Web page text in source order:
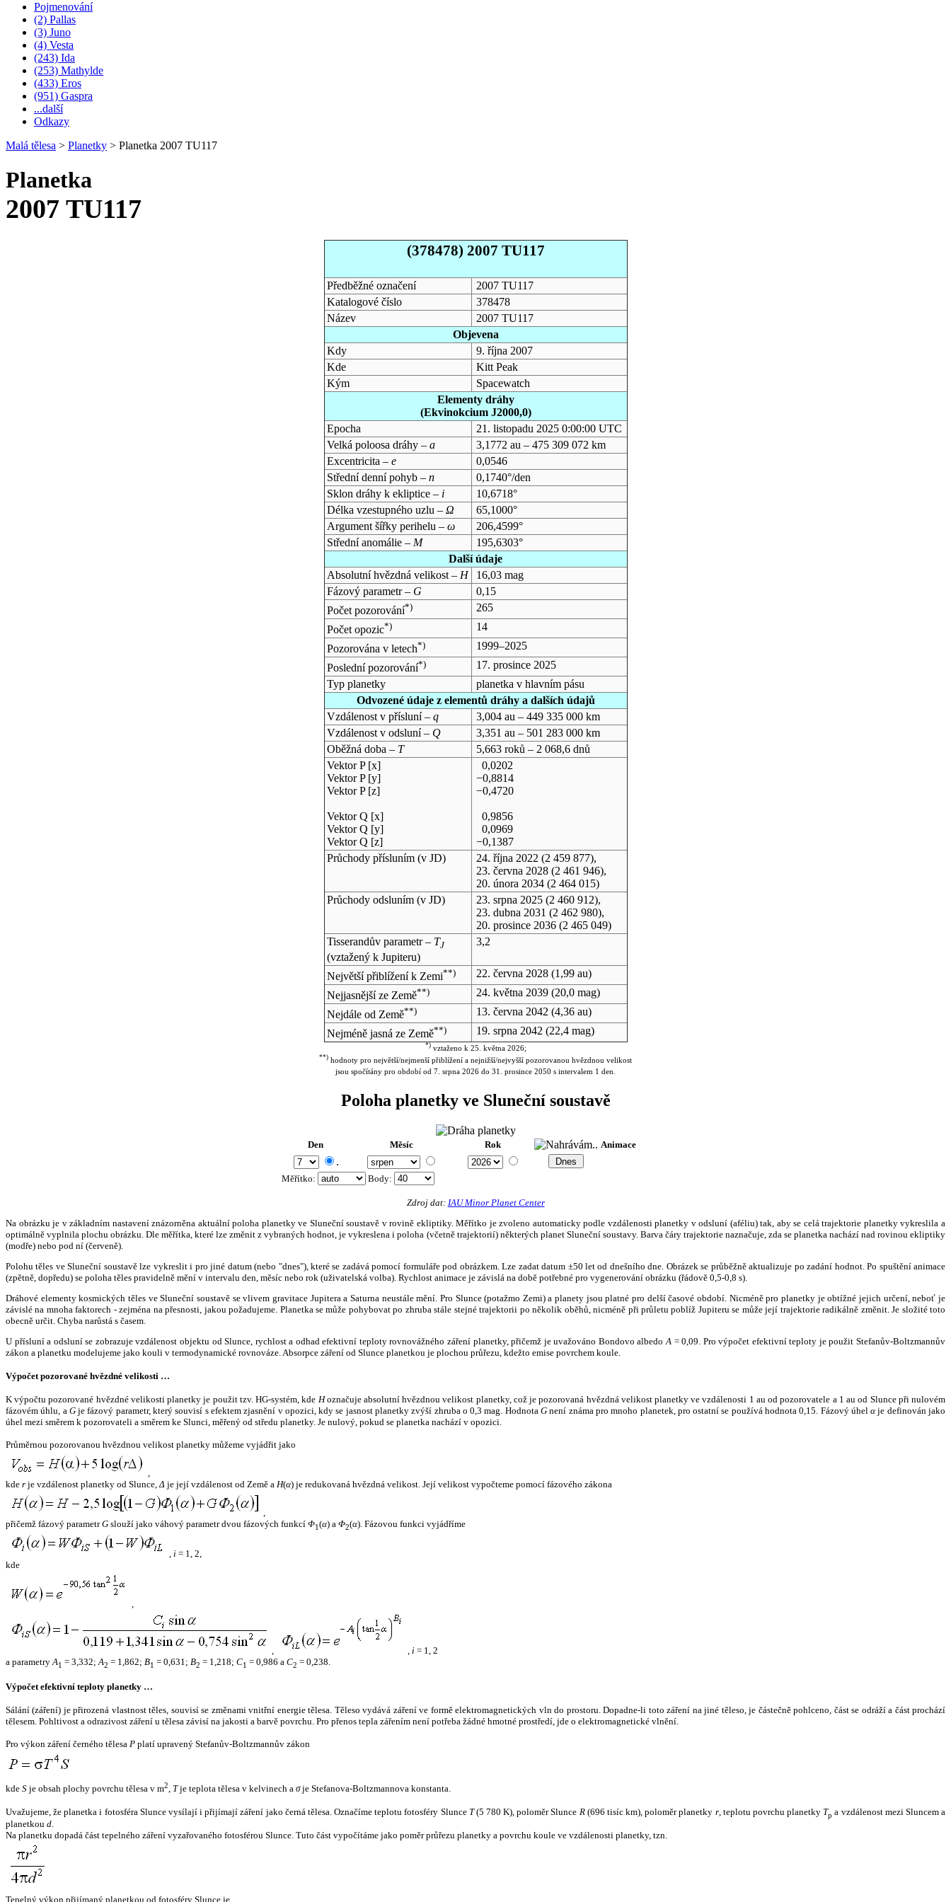
Pojmenování
(2) Pallas
(3) Juno
(4) Vesta
(243) Ida
(253) Mathylde
(433) Eros
(951) Gaspra
...další
Odkazy
Malá tělesa > Planetky > Planetka 2007 TU117
Planetka
2007 TU117
(378478) 2007 TU117
Předběžné označení
2007 TU117
Katalogové číslo
378478
Název
2007 TU117
Objevena
Kdy
9. října 2007
Kde
Kitt Peak
Kým
Spacewatch
Elementy dráhy
(Ekvinokcium J2000,0)
Epocha
21. listopadu 2025 0:00:00 UTC
Velká poloosa dráhy – a
3,1772 au – 475 309 072 km
Excentricita – e
0,0546
Střední denní pohyb – n
0,1740°/den
Sklon dráhy k ekliptice – i
10,6718°
Délka vzestupného uzlu – Ω
65,1000°
Argument šířky perihelu – ω
206,4599°
Střední anomálie – M
195,6303°
Další údaje
Absolutní hvězdná velikost – H
16,03 mag
Fázový parametr – G
0,15
Počet pozorování*)
265
Počet opozic*)
14
Pozorována v letech*)
1999–2025
Poslední pozorování*)
17. prosince 2025
Typ planetky
planetka v hlavním pásu
Odvozené údaje z elementů dráhy a dalších údajů
Vzdálenost v přísluní – q
3,004 au – 449 335 000 km
Vzdálenost v odsluní – Q
3,351 au – 501 283 000 km
Oběžná doba – T
5,663 roků – 2 068,6 dnů
Vektor P [x]
Vektor P [y]
Vektor P [z]
Vektor Q [x]
Vektor Q [y]
Vektor Q [z]
0,0202
−0,8814
−0,4720
0,9856
0,0969
−0,1387
Průchody přísluním (v JD) 24. října 2022 (2 459 877),
23. června 2028(2 461 946),
20. února 2034(2 464 015)
Průchody odsluním (v JD) 23. srpna 2025(2 460 912),
23. dubna 2031 (2 462 980),
20. prosince 2036(2 465 049)
Tisserandův parametr – TJ
(vztažený k Jupiteru)
3,2
Největší přiblížení k Zemi**) 22. června 2028(1,99 au)
Nejjasnější ze Země**) 24. května 2039(20,0 mag)
Nejdále od Země**) 13. června 2042 (4,36 au)
Nejméně jasná ze Země**) 19. srpna 2042 (22,4 mag)
*)vztaženo k 25. května 2026;
**) hodnoty pro největší/nejmenší přiblížení a nejnižší/nejvyšší pozorovanou hvězdnou velikost
jsou spočítány pro období od 7. srpna 2026 do 31. prosince 2050 s intervalem 1 den.
Poloha planetky ve Sluneční soustavě
Den Měsíc Rok Animace
.
Měřítko: Body:
Zdroj dat: IAU Minor Planet Center
Na obrázku je v základním nastavení znázorněna aktuální poloha planetky ve Sluneční soustavě v rovině ekliptiky. Měřítko je zvoleno automaticky podle vzdálenosti planetky v odsluní (aféliu) tak, aby se celá trajektorie planetky vykreslila a
optimálně vyplnila plochu obrázku. Dle měřítka, které lze změnit z vybraných hodnot, je vykreslena i poloha (včetně trajektorií) některých planet Sluneční soustavy. Barva čáry trajektorie naznačuje, zda se planetka nachází nad rovinou ekliptiky
(modře) nebo pod ní (červeně).
Polohu těles ve Sluneční soustavě lze vykreslit i pro jiné datum (nebo "dnes"), které se zadává pomocí formuláře pod obrázkem. Lze zadat datum ±50 let od dnešního dne. Obrázek se průběžně aktualizuje po zadání hodnot. Po spuštění animace
(zpětně, dopředu) se poloha těles pravidelně mění v intervalu den, měsíc nebo rok (uživatelská volba). Rychlost animace je závislá na době potřebné pro vygenerování obrázku (řádově 0,5-0,8 s).
Dráhové elementy kosmických těles ve Sluneční soustavě se vlivem gravitace Jupitera a Saturna neustále mění. Pro Slunce (potažmo Zemi) a planety jsou platné pro delší časové období. Nicméně pro planetky je obtížné jejich určení, neboť je
závislé na mnoha faktorech - zejména na přesnosti, jakou požadujeme. Planetka se může pohybovat po zhruba stále stejné trajektorii po několik oběhů, nicméně při průletu poblíž Jupiteru se může její trajektorie radikálně změnit. Je složité toto
obecně určit. Chyba narůstá s časem.
U přísluní a odsluní se zobrazuje vzdálenost objektu od Slunce, rychlost a odhad efektivní teploty rovnovážného záření planetky, přičemž je uvažováno Bondovo albedo A = 0,09. Pro výpočet efektivní teploty je použit Stefanův-Boltzmannův
zákon a planetku modelujeme jako kouli v termodynamické rovnováze. Absorpce záření od Slunce planetkou je plochou průřezu, kdežto emise povrchem koule.
Výpočet pozorované hvězdné velikosti …
K výpočtu pozorované hvězdné velikosti planetky je použit tzv. HG-systém, kde Hoznačuje absolutní hvězdnou velikost planetky, což je pozorovaná hvězdná velikost planetky ve vzdálenosti 1 au od pozorovatele a 1 au od Slunce při nulovém
fázovém úhlu, a Gje fázový parametr, který souvisí s efektem zjasnění v opozici, kdy se jasnost planetky zvýší zhruba o 0,3 mag. HodnotaG není známa pro mnoho planetek, pro ostatní se používá hodnota 0,15. Fázový úhelα je definován jako
úhel mezi směrem k pozorovateli a směrem ke Slunci, měřený od středu planetky. Je nulový, pokud se planetka nachází v opozici.
Průměrnou pozorovanou hvězdnou velikost planetky můžeme vyjádřit jako
,
kde r je vzdálenost planetky od Slunce,Δ je její vzdálenost od Země a H(α) je redukovaná hvězdná velikost. Její velikost vypočteme pomocí fázového zákona
,
přičemž fázový parametrG slouží jako váhový parametr dvou fázových funkcí Φ1(α) a Φ2(α). Fázovou funkci vyjádříme
, i = 1, 2,
kde
,
, , i = 1, 2
a parametryA1 = 3,332;A2 = 1,862; B1 = 0,631; B2 = 1,218; C1 = 0,986 a C2 = 0,238.
Výpočet efektivní teploty planetky …
Sálání (záření) je přirozená vlastnost těles, souvisí se změnami vnitřní energie tělesa. Těleso vydává záření ve formě elektromagnetických vln do prostoru. Dopadne-li toto záření na jiné těleso, je částečně pohlceno, část se odráží a část prochází
tělesem. Pohltivost a odrazivost záření u tělesa závisí na jakosti a barvě povrchu. Pro přenos tepla zářením není potřeba žádné hmotné prostředí, jde o elektromagnetické vlnění.
Pro výkon záření černého tělesa P platí upravený Stefanův-Boltzmannův zákon
kde S je obsah plochy povrchu tělesa v m2, Tje teplota tělesa v kelvinech a σje Stefanova-Boltzmannova konstanta.
Uvažujeme, že planetka i fotosféra Slunce vysílají i přijímají záření jako černá tělesa. Označíme teplotu fotosféry Slunce T(5 780 K), poloměr Slunce R(696 tisíc km), poloměr planetky r, teplotu povrchu planetky Tp a vzdálenost mezi Sluncem a
planetkou d.
Na planetku dopadá část tepelného záření vyzařovaného fotosférou Slunce. Tuto část vypočítáme jako poměr průřezu planetky a povrchu koule ve vzdálenosti planetky, tzn.
Tepelný výkon přijímaný planetkou od fotosféry Slunce je